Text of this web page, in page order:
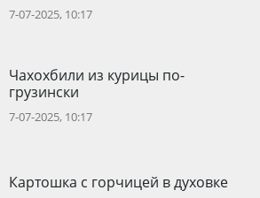
7-07-2025, 10:17
Чахохбили из курицы по-
грузински
7-07-2025, 10:17
Картошка с горчицей в духовке